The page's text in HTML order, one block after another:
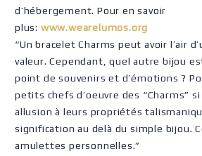
d’hébergement. Pour en savoir
plus: www.wearelumos.org
“Un bracelet Charms peut avoir l’air
valeur. Cependant, quel autre bijou
point de souvenirs et d’émotions ?
petits chefs d’oeuvre des “Charms”
allusion à leurs propriétés
signification au delà du simple bijou.
amulettes personnelles.”